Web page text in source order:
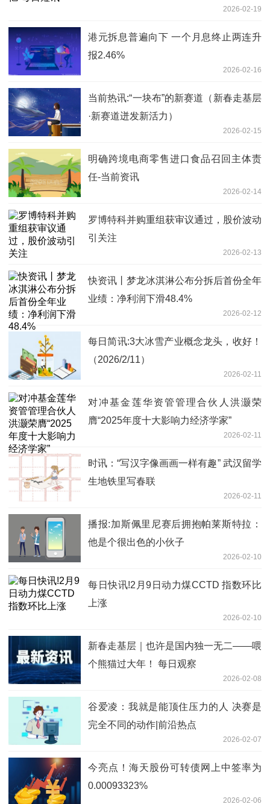
2026-02-19
港元拆息普遍向下 一个月息终止两连升
报2.46%
2026-02-16
当前热讯:“一块布”的新赛道（新春走基层
·新赛道迸发新活力）
2026-02-15
明确跨境电商零售进口食品召回主体责
任-当前资讯
2026-02-14
罗博特科并购重组获审议通过，股价波动
引关注
2026-02-13
快资讯丨梦龙冰淇淋公布分拆后首份全年
业绩：净利润下滑48.4%
2026-02-12
每日简讯:3大冰雪产业概念龙头，收好！
（2026/2/11）
2026-02-11
对冲基金莲华资管管理合伙人洪灏荣
膺“2025年度十大影响力经济学家”
2026-02-11
时讯：“写汉字像画画一样有趣” 武汉留学
生地铁里写春联
2026-02-11
播报:加斯佩里尼赛后拥抱帕莱斯特拉：
他是个很出色的小伙子
2026-02-10
每日快讯!2月9日动力煤CCTD 指数环比
上涨
2026-02-10
新春走基层｜也许是国内独一无二——喂
个熊猫过大年！ 每日观察
2026-02-08
谷爱凌：我就是能顶住压力的人 决赛是
完全不同的动作|前沿热点
2026-02-07
今亮点！海天股份可转债网上中签率为
0.00093323%
2026-02-06